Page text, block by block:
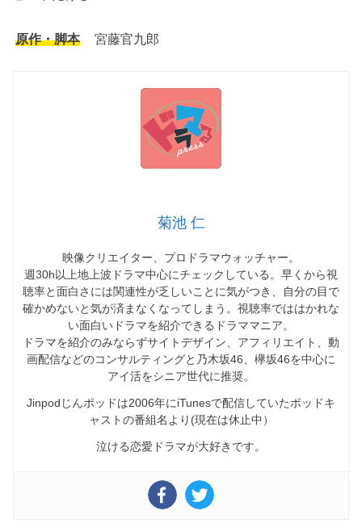
原作・脚本 宮藤官九郎
菊池 仁
映像クリエイター、プロドラマウォッチャー。
週30h以上地上波ドラマ中心にチェックしている。早くから視
聴率と面白さには関連性が乏しいことに気がつき、自分の目で
確かめないと気が済まなくなってしまう。視聴率でははかれな
い面白いドラマを紹介できるドラママニア。
ドラマを紹介のみならずサイトデザイン、アフィリエイト、動
画配信などのコンサルティングと乃木坂46、欅坂46を中心に
アイ活をシニア世代に推奨。
Jinpodじんポッドは2006年にiTunesで配信していたポッドキ
ャストの番組名より(現在は休止中）
泣ける恋愛ドラマが大好きです。